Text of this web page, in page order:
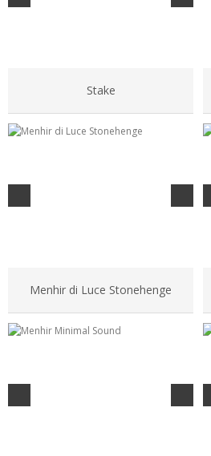
Stake
Menhir di Luce Stonehenge